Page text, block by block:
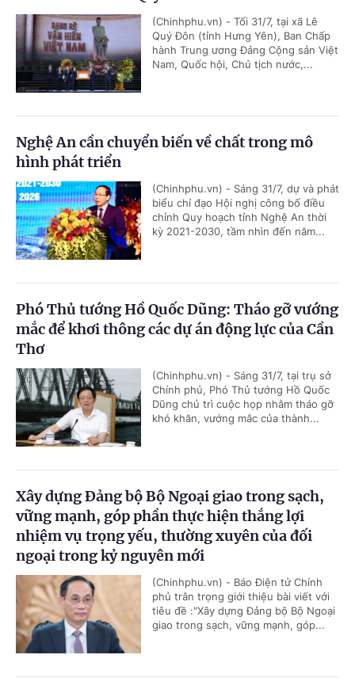
(Chinhphu.vn) - Tối 31/7, tại xã Lê
Quý Đôn (tỉnh Hưng Yên), Ban Chấp
hành Trung ương Đảng Cộng sản Việt
Nam, Quốc hội, Chủ tịch nước,...
Nghệ An cần chuyển biến về chất trong mô
hình phát triển
(Chinhphu.vn) - Sáng 31/7, dự và phát
biểu chỉ đạo Hội nghị công bố điều
chỉnh Quy hoạch tỉnh Nghệ An thời
kỳ 2021-2030, tầm nhìn đến năm...
Phó Thủ tướng Hồ Quốc Dũng: Tháo gỡ vướng
mắc để khơi thông các dự án động lực của Cần
Thơ
(Chinhphu.vn) - Sáng 31/7, tại trụ sở
Chính phủ, Phó Thủ tướng Hồ Quốc
Dũng chủ trì cuộc họp nhằm tháo gỡ
khó khăn, vướng mắc của thành...
Xây dựng Đảng bộ Bộ Ngoại giao trong sạch,
vững mạnh, góp phần thực hiện thắng lợi
nhiệm vụ trọng yếu, thường xuyên của đối
ngoại trong kỷ nguyên mới
(Chinhphu.vn) - Báo Điện tử Chính
phủ trân trọng giới thiệu bài viết với
tiêu đề :"Xây dựng Đảng bộ Bộ Ngoại
giao trong sạch, vững mạnh, góp...